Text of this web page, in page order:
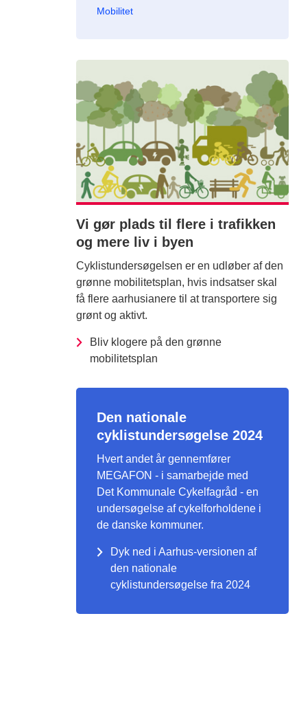
Mobilitet
Vi gør plads til flere i trafikken
og mere liv i byen
Cyklistundersøgelsen er en udløber af den
grønne mobilitetsplan, hvis indsatser skal
få flere aarhusianere til at transportere sig
grønt og aktivt.
Bliv klogere på den grønne
mobilitetsplan
Den nationale
cyklistundersøgelse 2024
Hvert andet år gennemfører
MEGAFON - i samarbejde med
Det Kommunale Cykelfagråd - en
undersøgelse af cykelforholdene i
de danske kommuner.
Dyk ned i Aarhus-versionen af
den nationale
cyklistundersøgelse fra 2024